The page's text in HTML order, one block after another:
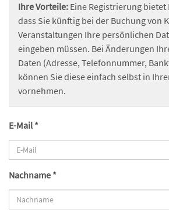
Ihre Vorteile: Eine Registrierung
dass Sie künftig bei der Buchung von
Veranstaltungen Ihre persönlichen
eingeben müssen. Bei Änderungen
Daten (Adresse, Telefonnummer,
können Sie diese einfach selbst in
vornehmen.
E-Mail *
Nachname *